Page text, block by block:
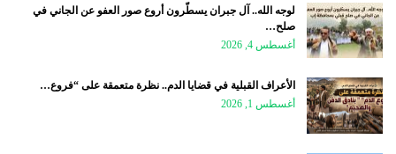
لوجه الله.. آل جبران يسطّرون أروع صور العفو عن الجاني في
صلح…
أغسطس 4, 2026
الأعراف القبلية في قضايا الدم.. نظرة متعمقة على “فروع…
أغسطس 1, 2026